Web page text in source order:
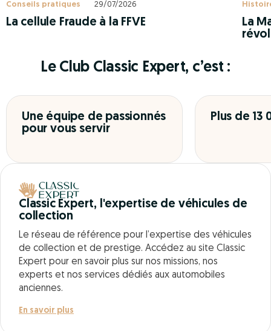
Conseils pratiques 29/07/2026
La cellule Fraude à la FFVE
La
Le Club Classic Expert, c’est :
Une équipe de passionnés
pour vous servir
Plus de 13
Classic Expert, l'expertise de véhicules de
collection
Le réseau de référence pour l’expertise des véhicules
de collection et de prestige. Accédez au site Classic
Expert pour en savoir plus sur nos missions, nos
experts et nos services dédiés aux automobiles
anciennes.
En savoir plus